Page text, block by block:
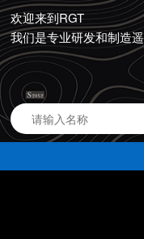
欢迎来到RGT
我们是专业研发和制造